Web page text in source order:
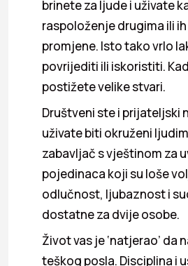
brinete za ljude i uživate
raspoloženje drugima ili
promjene. Isto tako vrlo
povrijediti ili iskoristiti.
postižete velike stvari.
Društveni ste i prijateljski
uživate biti okruženi
zabavljač s vještinom za
pojedinaca koji su loše
odlučnost, ljubaznost i
dostatne za dvije osobe.
Život vas je ‘natjerao’ da
teškog posla. Disciplina i